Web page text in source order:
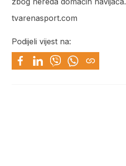
tvarenasport.com
Podijeli vijest na: